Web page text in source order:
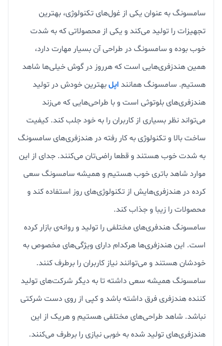
سامسونگ به عنوان یکی از غول‌‌های تکنولوژی، بهترین
تجهیزات را تولید می‌کند و یکی از محصولاتی که به شدت
خوب بوده و سامسونگ در طراحی آن بسیار مهارت دارد،
همین هندزفری‌هایی است که هرروز در گوش خیلی‌ها شاهد
هستیم. سامسونگ همانند اپلبهترین خودش در تولید
هندزفری‌های بلوتوثی است و با طراحی‌هایی که می‌زند
می‌تواند نظر بسیاری از کاربران را به خود جلب کند. کیفیت
ساخت بالا و تکنولوژی به کار رفته در هندزفری‌های سامسونگ
به شدت خوب هستند و قطعا راضی‌تان می‌کنند. جدای از این
موارد شاهد باتری خوب هستیم و همیشه سامسونگ سعی
کرده در هندزفری‌هایش از تکنولوژی‌های روز استفاده کند و
محصولات را زیبا و جذاب کند.
سامسونگ هندفری‌های مختلفی را تولید و روانه‌ی بازار کرده
است. این هندزفری‌ها هرکدام دارای ویژگی‌های مخصوص به
خودشان هستند و می‌توانند نیاز کاربران را برطرف کنند.
سامسونگ همیشه سعی داشته تا به دیگر شرکت‌های تولید
کننده هندزفری فرق داشته باشد و کپی از روی دست شرکتی
نباشد. شاهد طراحی‌های مختلفی هستیم و هریک از این
هندزفری‌های تولید شده به خوبی نیازی را برطرف می‌کنند.